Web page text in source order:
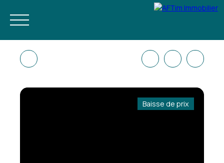
LOUER À L'ANNÉE GESTION
Baisse de prix